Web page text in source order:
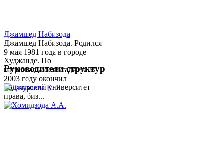
Джамшед Набизода
Джамшед Набизода. Родился
9 мая 1981 года в городе
Худжанде. По
национальности таджик. В
2003 году окончил
Таджикский университет
права, биз...
Руководители структур